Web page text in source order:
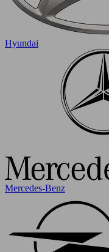
Hyundai
Mercedes-Benz